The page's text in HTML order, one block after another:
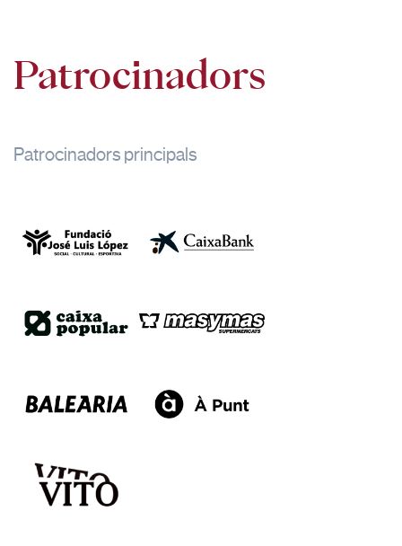
Patrocinadors
Patrocinadors principals